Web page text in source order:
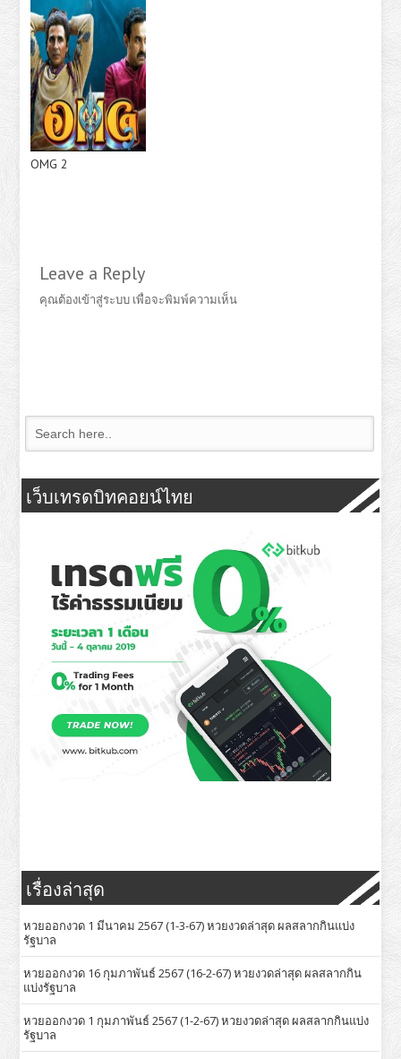
OMG 2
Leave a Reply
คุณต้องเข้าสู่ระบบ เพื่อจะพิมพ์ความเห็น
เว็บเทรดบิทคอยน์ไทย
เรื่องล่าสุด
หวยออกงวด 1 มีนาคม 2567 (1-3-67) หวยงวดล่าสุด ผลสลากกินแบ่ง
รัฐบาล
หวยออกงวด 16 กุมภาพันธ์ 2567 (16-2-67) หวยงวดล่าสุด ผลสลากกิน
แบ่งรัฐบาล
หวยออกงวด 1 กุมภาพันธ์ 2567 (1-2-67) หวยงวดล่าสุด ผลสลากกินแบ่ง
รัฐบาล